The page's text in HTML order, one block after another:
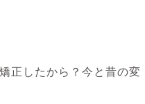
正したから？今と昔の変